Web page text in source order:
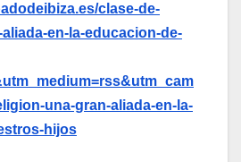
clase-de-
en-la-educacion-de-
una-gran-aliada-en-la-
hijos